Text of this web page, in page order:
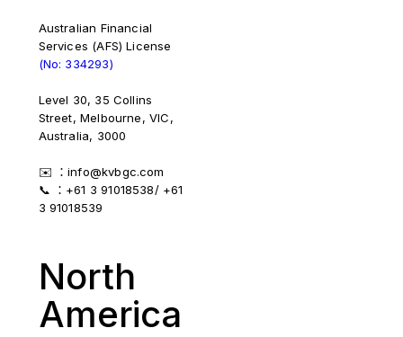
Australian Financial
Services (AFS) License
(No: 334293)
Level 30, 35 Collins
Street, Melbourne, VIC,
Australia, 3000
✉️ ：info@kvbgc.com
📞 ：+61 3 91018538/ +61
3 91018539
North
America